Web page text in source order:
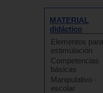
MATERIAL
didáctico
Elementos para
estimulación
Competencias
básicas
Manipulativo -
escolar